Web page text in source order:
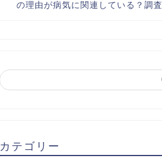
の理由が病気に関連している？調査
カテゴリー